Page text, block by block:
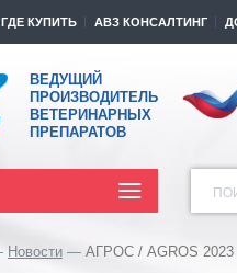
ГДЕ КУПИТЬ АВЗ КОНСАЛТИНГ
ВЕДУЩИЙ
ПРОИЗВОДИТЕЛЬ
ВЕТЕРИНАРНЫХ
ПРЕПАРАТОВ
Новости АГРОС / AGROS 2023